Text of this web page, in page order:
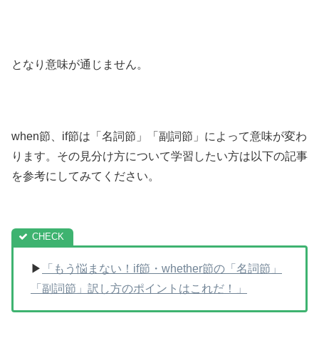
となり意味が通じません。
when節、if節は「名詞節」「副詞節」によって意味が変わ
ります。その見分け方について学習したい方は以下の記事
を参考にしてみてください。
▶
「もう悩まない！if節・whether節の「名詞節」
「副詞節」訳し方のポイントはこれだ！」